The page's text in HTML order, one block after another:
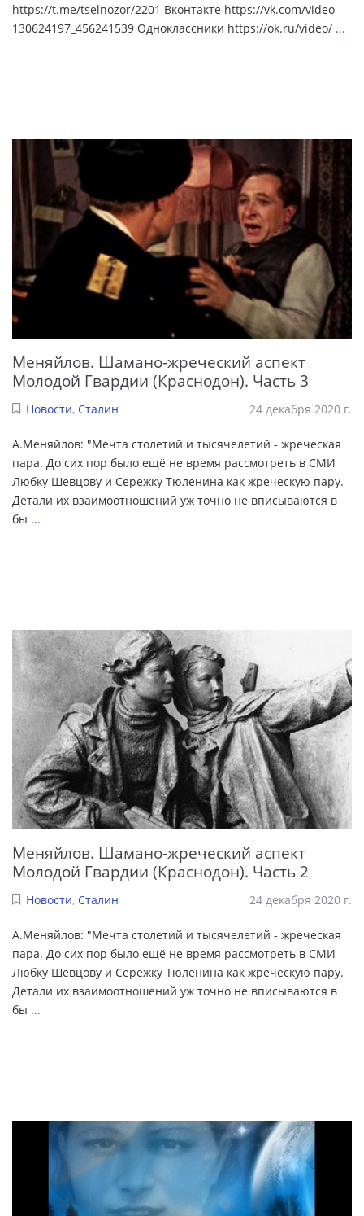
https://t.me/tselnozor/2201 Вконтакте https://vk.com/video-
130624197_456241539 Одноклассники https://ok.ru/video/ ...
Меняйлов. Шамано-жреческий аспект
Молодой Гвардии (Краснодон). Часть 3
Новости, Сталин 24 декабря 2020 г.
А.Меняйлов: "Мечта столетий и тысячелетий - жреческая
пара. До сих пор было ещё не время рассмотреть в СМИ
Любку Шевцову и Сережку Тюленина как жреческую пару.
Детали их взаимоотношений уж точно не вписываются в
бы ...
Меняйлов. Шамано-жреческий аспект
Молодой Гвардии (Краснодон). Часть 2
Новости, Сталин 24 декабря 2020 г.
А.Меняйлов: "Мечта столетий и тысячелетий - жреческая
пара. До сих пор было ещё не время рассмотреть в СМИ
Любку Шевцову и Сережку Тюленина как жреческую пару.
Детали их взаимоотношений уж точно не вписываются в
бы ...